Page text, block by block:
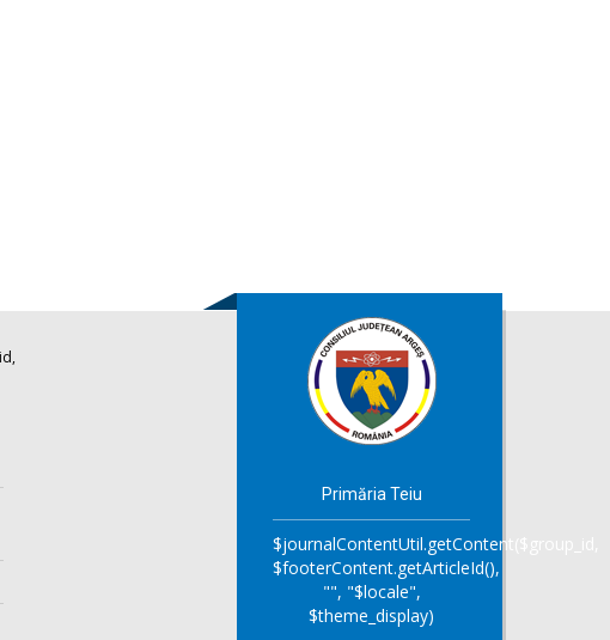
Primăria Teiu
$journalContentUtil.getContent($group_id,
$footerContent.getArticleId(),
"", "$locale",
$theme_display)